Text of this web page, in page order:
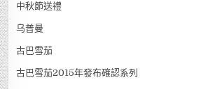
中秋節送禮
乌普曼
古巴雪茄
古巴雪茄2015年發布確認系列